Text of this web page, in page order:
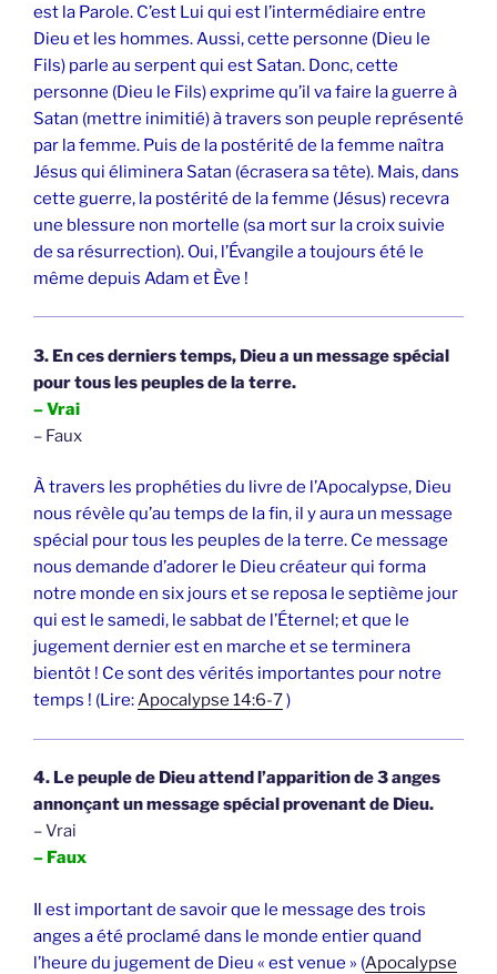
est la Parole. C’est Lui qui est l’intermédiaire entre
Dieu et les hommes. Aussi, cette personne (Dieu le
Fils) parle au serpent qui est Satan. Donc, cette
personne (Dieu le Fils) exprime qu’il va faire la guerre à
Satan (mettre inimitié) à travers son peuple représenté
par la femme. Puis de la postérité de la femme naîtra
Jésus qui éliminera Satan (écrasera sa tête). Mais, dans
cette guerre, la postérité de la femme (Jésus) recevra
une blessure non mortelle (sa mort sur la croix suivie
de sa résurrection). Oui, l’Évangile a toujours été le
même depuis Adam et Ève !
3. En ces derniers temps, Dieu a un message spécial
pour tous les peuples de la terre.
– Vrai
– Faux
À travers les prophéties du livre de l’Apocalypse, Dieu
nous révèle qu’au temps de la fin, il y aura un message
spécial pour tous les peuples de la terre. Ce message
nous demande d’adorer le Dieu créateur qui forma
notre monde en six jours et se reposa le septième jour
qui est le samedi, le sabbat de l’Éternel; et que le
jugement dernier est en marche et se terminera
bientôt ! Ce sont des vérités importantes pour notre
temps ! (Lire:Apocalypse 14:6-7)
4. Le peuple de Dieu attend l’apparition de 3 anges
annonçant un message spécial provenant de Dieu.
– Vrai
– Faux
Il est important de savoir que le message des trois
anges a été proclamé dans le monde entier quand
l’heure du jugement de Dieu « est venue » (Apocalypse